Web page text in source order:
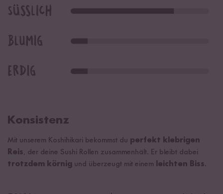
Konsistenz
Mit unserem Koshihikari bekommst du perfekt klebrigen
Reis, der deine Sushi Rollen zusammenhält. Er bleibt dabei
trotzdem körnig und überzeugt mit einem leichten Biss.